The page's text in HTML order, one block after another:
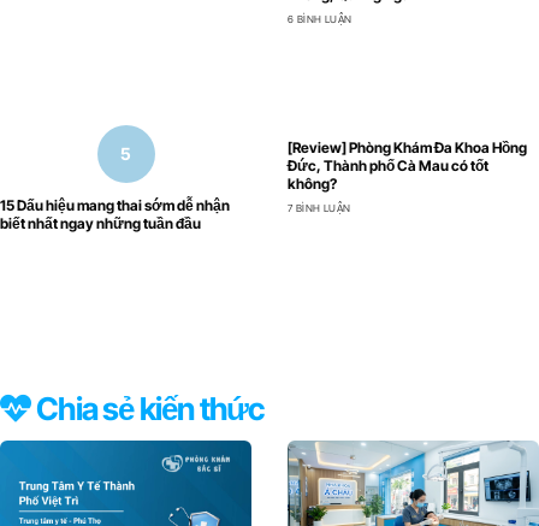
6 BÌNH LUẬN
15 Dấu hiệu mang thai sớm dễ nhận
biết nhất ngay những tuần đầu
[Review] Phòng Khám Đa Khoa Hồng
Đức, Thành phố Cà Mau có tốt
không?
7 BÌNH LUẬN
Chia sẻ kiến thức